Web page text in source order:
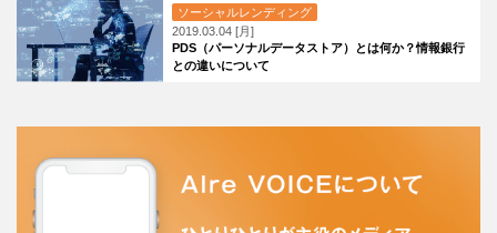
ソーシャルレンディング
2019.03.04 [月]
PDS（パーソナルデータストア）とは何か？情報銀行
との違いについて